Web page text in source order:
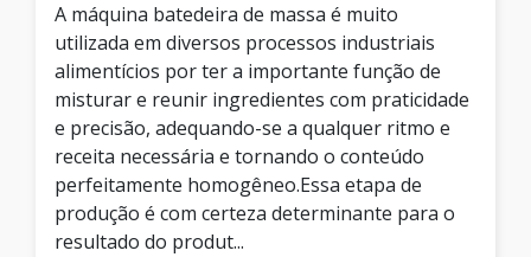
A máquina batedeira de massa é muito
utilizada em diversos processos industriais
alimentícios por ter a importante função de
misturar e reunir ingredientes com praticidade
e precisão, adequando-se a qualquer ritmo e
receita necessária e tornando o conteúdo
perfeitamente homogêneo.Essa etapa de
produção é com certeza determinante para o
resultado do produt...